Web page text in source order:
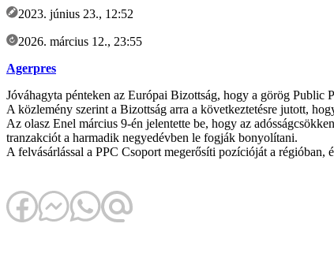
2023. június 23., 12:52
2026. március 12., 23:55
Agerpres
Jóváhagyta pénteken az Európai Bizottság, hogy a görög Public
A közlemény szerint a Bizottság arra a következtetésre jutott,
Az olasz Enel március 9-én jelentette be, hogy az
tranzakciót a harmadik negyedévben le fogják bonyolítani.
A felvásárlással a PPC Csoport megerősíti pozícióját a